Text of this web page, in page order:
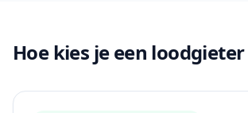
Hoe kies je een